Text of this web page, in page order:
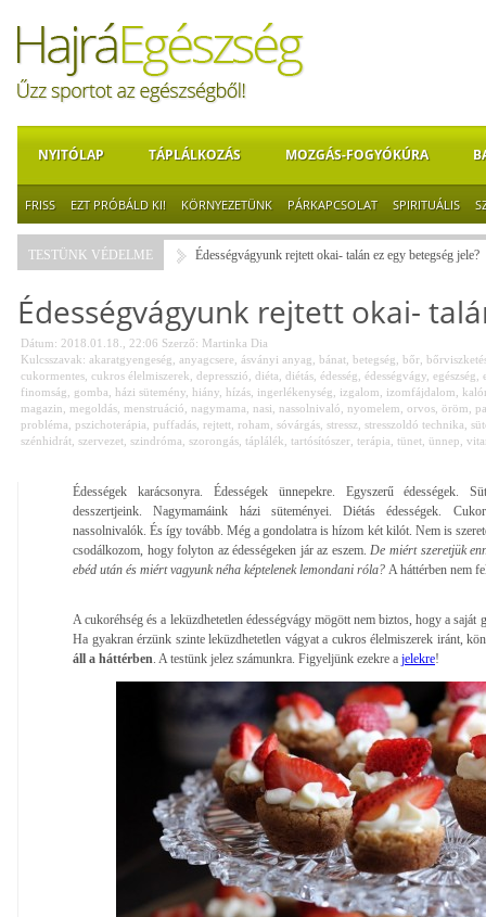
NYITÓLAP TÁPLÁLKOZÁS MOZGÁS-FOGYÓKÚRA
FRISS EZT PRÓBÁLD KI! KÖRNYEZETÜNK PÁRKAPCSOLAT SPIRITUÁLIS
TESTÜNK VÉDELME Édességvágyunk rejtett okai- talán ez egy betegség jele?
Édességvágyunk rejtett okai-
Dátum: 2018.01.18., 22:06 Szerző: Martinka Dia
Kulcsszavak: akaratgyengeség anyagcsere ásványi anyag bánat betegség bőr
cukormentes cukros élelmiszerek depresszió diéta diétás édesség édességvágy egészség
finomság
gomba házi sütemény hiány hízás ingerlékenység izgalom izomfájdalom
magazin
megoldás menstruáció nagymama nasi nassolnivaló nyomelem orvos öröm
probléma pszichoterápia puffadás rejtett roham sóvárgás stressz stresszoldó technika
szénhidrát szervezet szindróma szorongás táplálék tartósítószer terápia tünet ünnep
Édességek karácsonyra. Édességek ünnepekre. Egyszerű édességek.
desszertjeink. Nagymamáink házi süteményei. Diétás édességek.
nassolnivalók. És így tovább. Még a gondolatra is hízom két kilót. Nem is
csodálkozom, hogy folyton az édességeken jár az eszem. De miért szeretjük
ebéd után és miért vagyunk néha képtelenek lemondani róla? A háttérben nem
A cukoréhség és a leküzdhetetlen édességvágy mögött nem biztos, hogy a saját
Ha gyakran érzünk szinte leküzdhetetlen vágyat a cukros élelmiszerek iránt,
áll a háttérben . A testünk jelez számunkra. Figyeljünk ezekre a jelekre!